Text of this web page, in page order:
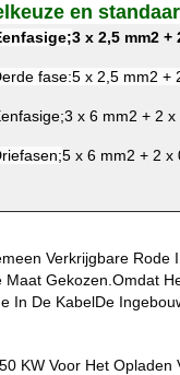
en
3 x 2,5 mm2 +
fase:5 x 2,5 mm2 +
x 6 mm2 + 2 x
5 x 6 mm2 + 2 x
Verkrijgbare Rode
Maat Gekozen.Omdat
In De KabelDe
KW Voor Het Opladen